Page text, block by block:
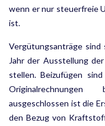
wenn er nur steuerfreie
ist.
Vergütungsanträge sind
Jahr der Ausstellung
stellen. Beizufügen
ausgeschlossen ist die
den Bezug von